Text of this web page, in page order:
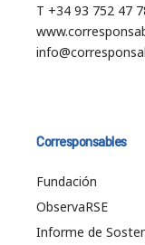
T +34 93 752 47
Corresponsables
Fundación
ObservaRSE
Informe de